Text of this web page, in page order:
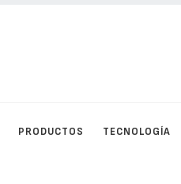
PRODUCTOS TECNOLOGÍA